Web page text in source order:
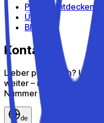
Parkito entdecken
Über uns
Blog
Kontakt
Lieber persönlich? Unser
weiter – ruf uns kostenlos
Nummer 800 816 980
de